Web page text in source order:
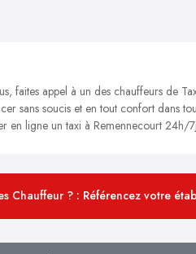
faites appel à un des chauffeurs de
sans soucis et en tout confort dans
en ligne un taxi à Remennecourt 24h/
Chauffeur ? : Référencez votre